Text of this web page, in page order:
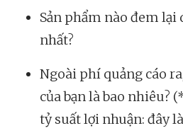
Sản phẩm nào đem lại
nhất?
Ngoài phí quảng cáo
của bạn là bao nhiêu?
tỷ suất lợi nhuận: đây